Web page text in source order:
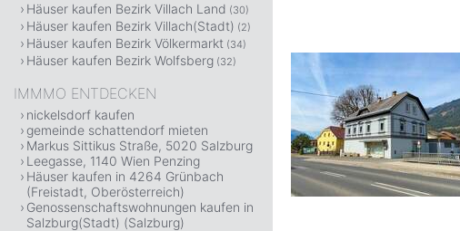
Häuser kaufen Bezirk Villach Land (30)
Häuser kaufen Bezirk Villach(Stadt) (2)
Häuser kaufen Bezirk Völkermarkt (34)
Häuser kaufen Bezirk Wolfsberg (32)
IMMMO ENTDECKEN
nickelsdorf kaufen
gemeinde schattendorf mieten
Markus Sittikus Straße, 5020 Salzburg
Leegasse, 1140 Wien Penzing
Häuser kaufen in 4264 Grünbach
(Freistadt, Oberösterreich)
Genossenschaftswohnungen kaufen in
Salzburg(Stadt) (Salzburg)